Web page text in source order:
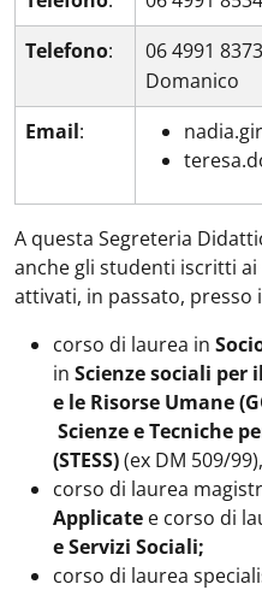
Telefono:
06 4991
Domanico
Email:
A questa Segreteria
anche gli studenti iscritti
attivati, in passato, presso
corso di laurea in
in Scienze sociali per
e le Risorse Umane
Scienze e Tecniche
(STESS)(ex DM 509/99),
corso di laurea
Applicate e corso di
e Servizi Sociali;
corso di laurea